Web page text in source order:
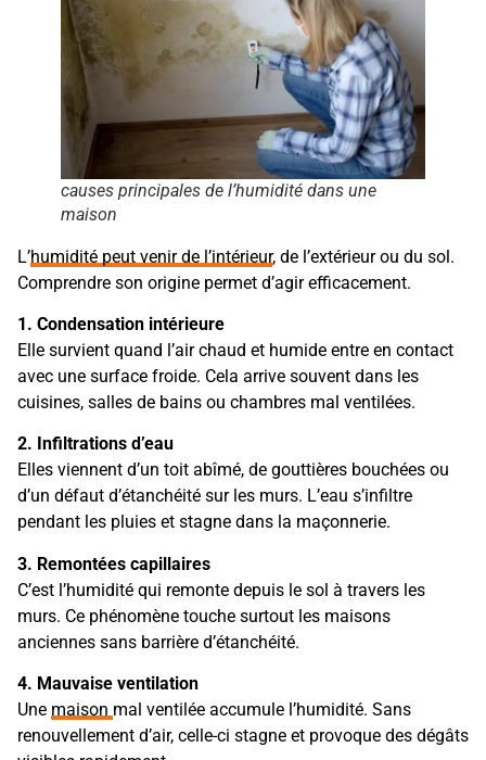
causes principales de l’humidité dans une
maison
L’humidité peut venir de l’intérieur, de l’extérieur ou du sol.
Comprendre son origine permet d’agir efficacement.
1. Condensation intérieure
Elle survient quand l’air chaud et humide entre en contact
avec une surface froide. Cela arrive souvent dans les
cuisines, salles de bains ou chambres mal ventilées.
2. Infiltrations d’eau
Elles viennent d’un toit abîmé, de gouttières bouchées ou
d’un défaut d’étanchéité sur les murs. L’eau s’infiltre
pendant les pluies et stagne dans la maçonnerie.
3. Remontées capillaires
C’est l’humidité qui remonte depuis le sol à travers les
murs. Ce phénomène touche surtout les maisons
anciennes sans barrière d’étanchéité.
4. Mauvaise ventilation
Une maison mal ventilée accumule l’humidité. Sans
renouvellement d’air, celle-ci stagne et provoque des dégâts